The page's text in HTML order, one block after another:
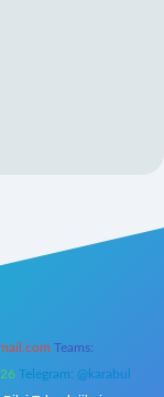
Teams:
Telegram: @karabul